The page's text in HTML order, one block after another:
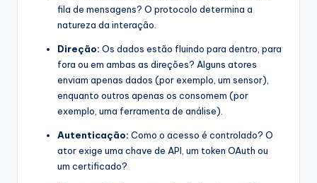
fila de mensagens? O protocolo determina a
natureza da interação.
Direção: Os dados estão fluindo para dentro, para
fora ou em ambas as direções? Alguns atores
enviam apenas dados (por exemplo, um sensor),
enquanto outros apenas os consomem (por
exemplo, uma ferramenta de análise).
Autenticação: Como o acesso é controlado? O
ator exige uma chave de API, um token OAuth ou
um certificado?